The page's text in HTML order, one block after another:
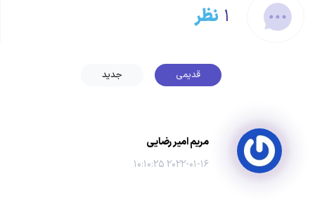
۱ نظر
قدیمی جدید
مریم امیر رضایی
۲۰۲۲-۰۱-۱۶ ۱۰:۱۰:۲۵